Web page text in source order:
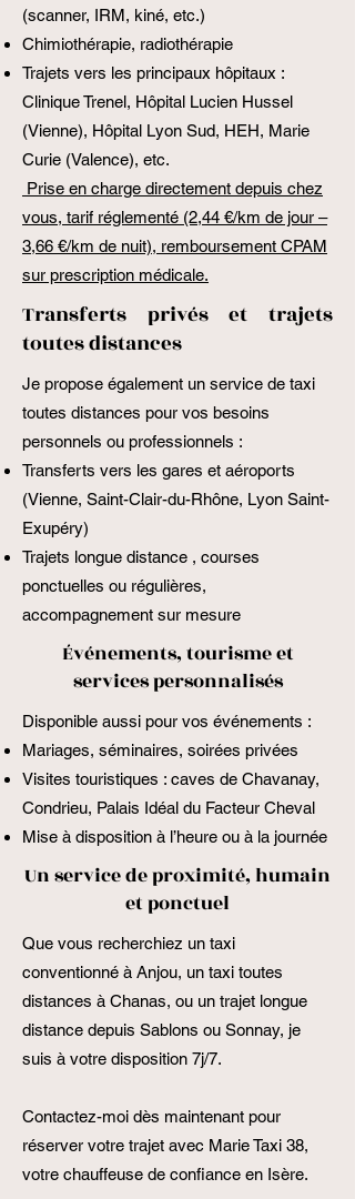
(scanner, IRM, kiné, etc.)
Chimiothérapie, radiothérapie
Trajets vers les principaux hôpitaux :
Clinique Trenel, Hôpital Lucien Hussel
(Vienne), Hôpital Lyon Sud, HEH, Marie
Curie (Valence), etc.
Prise en charge directement depuis chez
vous, tarif réglementé (2,44 €/km de jour –
3,66 €/km de nuit), remboursement CPAM
sur prescription médicale.
Transferts privés et trajets
toutes distances
Je propose également un service de taxi
toutes distances pour vos besoins
personnels ou professionnels :
Transferts vers les gares et aéroports
(Vienne, Saint-Clair-du-Rhône, Lyon Saint-
Exupéry)
Trajets longue distance , courses
ponctuelles ou régulières,
accompagnement sur mesure
Événements, tourisme et
services personnalisés
Disponible aussi pour vos événements :
Mariages, séminaires, soirées privées
Visites touristiques : caves de Chavanay,
Condrieu, Palais Idéal du Facteur Cheval
Mise à disposition à l’heure ou à la journée
Un service de proximité, humain
et ponctuel
Que vous recherchiez un taxi
conventionné à Anjou, un taxi toutes
distances à Chanas, ou un trajet longue
distance depuis Sablons ou Sonnay, je
suis à votre disposition 7j/7.
Contactez-moi dès maintenant pour
réserver votre trajet avec Marie Taxi 38,
votre chauffeuse de confiance en Isère.